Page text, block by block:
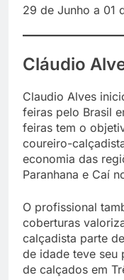
29 de Junho a 01
Cláudio
Claudio Alves
feiras pelo Brasil
feiras tem o
coureiro-
economia das
Paranhana e Caí
O profissional
coberturas
calçadista parte
de idade teve seu
de calçados em